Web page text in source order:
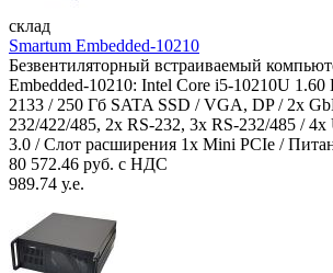
склад
Smartum Embedded-10210
Безвентиляторный встраиваемый
Embedded-10210: Intel Core i5-10210U
2133 / 250 Гб SATA SSD / VGA, DP / 2х
232/422/485, 2x RS-232, 3x RS-232/485 /
3.0 / Слот расширения 1x Mini PCIe /
80 572.46 руб. с НДС
989.74 у.е.